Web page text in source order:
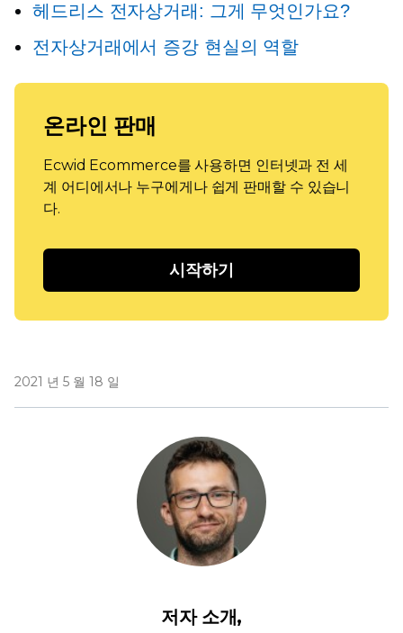
헤드리스 전자상거래: 그게 무엇인가요?
전자상거래에서 증강 현실의 역할
온라인 판매
Ecwid Ecommerce를 사용하면 인터넷과 전 세
계 어디에서나 누구에게나 쉽게 판매할 수 있습니
다.
시작하기
2021 년 5 월 18 일
저자 소개,